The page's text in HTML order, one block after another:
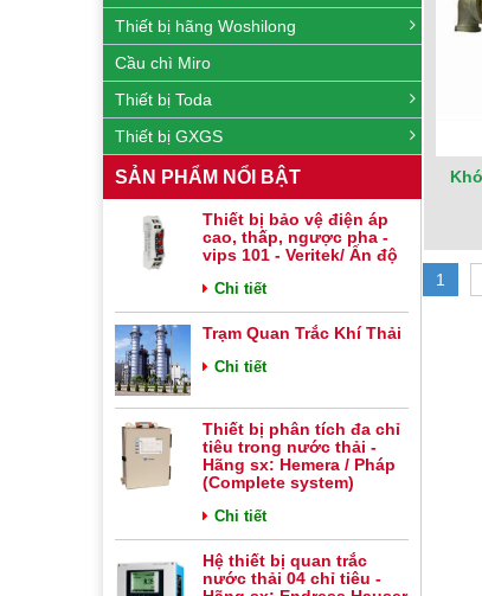
Thiết bị hãng Woshilong
Cầu chì Miro
Thiết bị Toda
Thiết bị GXGS
SẢN PHẨM NỔI BẬT
Thiết bị bảo vệ điện áp
cao, thấp, ngược pha -
vips 101 - Veritek/ Ấn độ
Chi tiết
Trạm Quan Trắc Khí Thải
Chi tiết
Thiết bị phân tích đa chỉ
tiêu trong nước thải -
Hãng sx: Hemera / Pháp
(Complete system)
Chi tiết
Hệ thiết bị quan trắc
nước thải 04 chỉ tiêu -
1